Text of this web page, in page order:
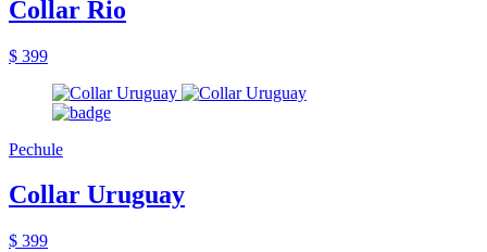
Collar Rio
$ 399
Pechule
Collar Uruguay
$ 399